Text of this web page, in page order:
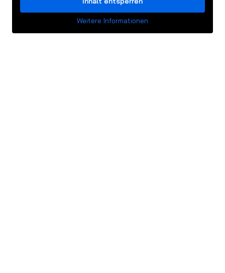
Weitere Informationen